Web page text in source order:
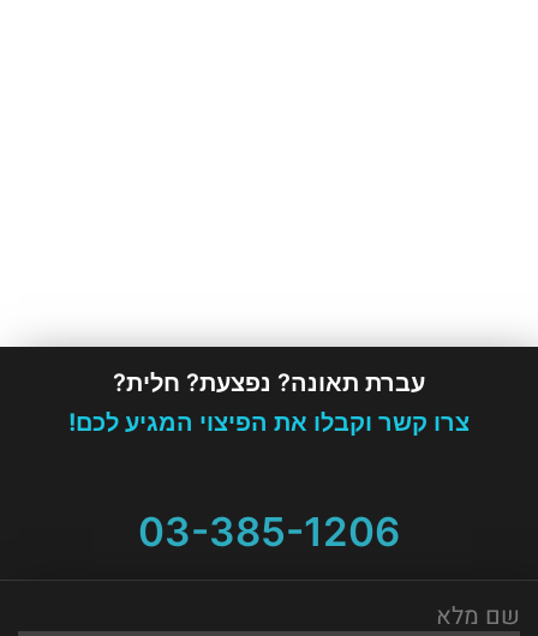
עברת תאונה? נפצעת? חלית?
צרו קשר וקבלו את הפיצוי המגיע לכם!
03-385-1206
שם מלא